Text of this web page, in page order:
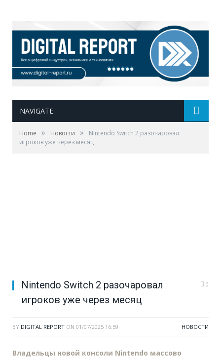
NAVIGATE
Home » Новости »
Nintendo Switch 2 разочаровал
игроков уже через месяц
Nintendo Switch 2 разочаровал
игроков уже через месяц
0
BY DIGITAL REPORT ON 01/07/2025 16:59 НОВОСТИ
Владельцы новой консоли Nintendo массово